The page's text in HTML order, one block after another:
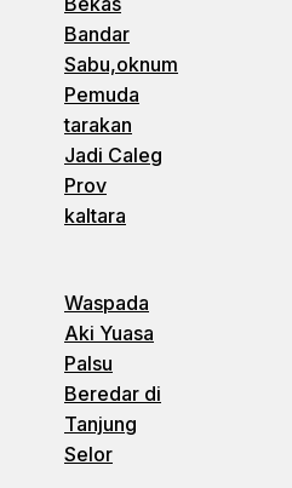
Bandar
Sabu,oknum
Pemuda
tarakan
Jadi Caleg
Prov
kaltara
Waspada
Aki Yuasa
Palsu
Beredar di
Tanjung
Selor